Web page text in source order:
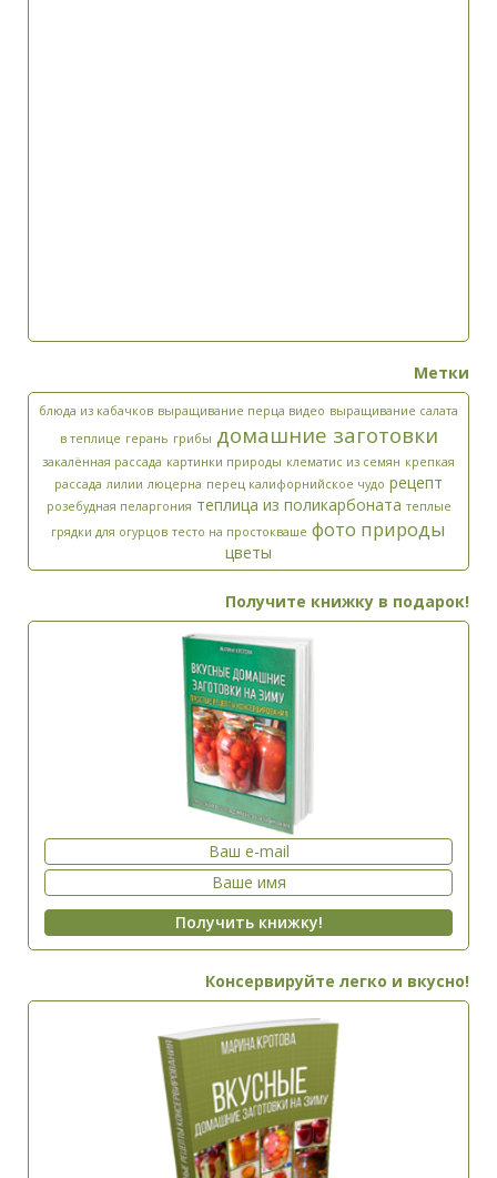
Метки
блюда из кабачков выращивание перца видео выращивание салата
в теплице герань грибы домашние заготовки
закалённая рассада картинки природы клематис из семян крепкая
рассада лилии люцерна перец калифорнийское чудо рецепт
розебудная пеларгония теплица из поликарбоната теплые
грядки для огурцов тесто на простокваше фото природы
цветы
Получите книжку в подарок!
Консервируйте легко и вкусно!